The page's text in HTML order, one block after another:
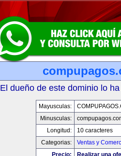
El dueño de este dominio lo
Mayusculas:
Minusculas:
Longitud:
10 caracteres
Categorias:
Ventas y
Precio:
Realizar una